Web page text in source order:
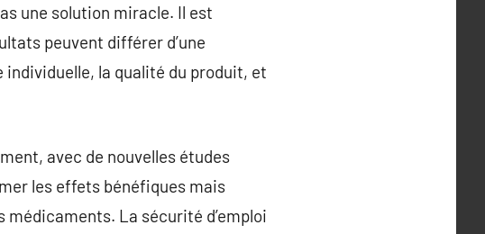
une solution miracle. Il est
peuvent différer d’une
individuelle, la qualité du produit, et
avec de nouvelles études
les effets bénéfiques mais
médicaments. La sécurité d’emploi